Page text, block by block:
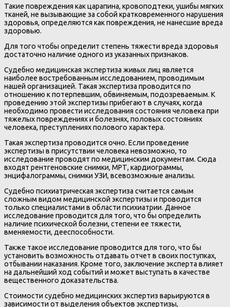
Такие повреждения как царапина, кровоподтеки, ушибы мягких
тканей, не вызывающие за собой кратковременного нарушения
здоровья, определяются как повреждения, не нанесшие вреда
здоровью.
Для того чтобы определит степень тяжести вреда здоровья
достаточно наличие одного из указанных признаков.
Судебно медицинская экспертиза живых лиц является
наиболее востребованным исследованием, проводимым
нашей организацией. Такая экспертиза проводится по
отношению к потерпевшим, обвиняемым, подозреваемым. К
проведению этой экспертизы прибегают в случаях, когда
необходимо провести исследования состояния человека при
тяжелых повреждениях и болезнях, половых состояниях
человека, преступлениях полового характера.
Такая экспертиза проводится очно. Если проведение
экспертизы в присутствии человека невозможно, то
исследование проводят по медицинским документам. Сюда
входят рентгеновские снимки, МРТ, кардиограммы,
энцифалограммы, снимки УЗИ, всевозможные анализы.
Судебно психиатрическая экспертиза считается самым
сложным видом медицинской экспертизы и проводится
только специалистами в области психиатрии. Данное
исследование проводится для того, что бы определить
наличие психической болезни, степени ее тяжести,
вменяемости, дееспособности.
Также такое исследование проводится для того, что бы
установить возможность отдавать отчет в своих поступках,
отбывании наказания. Кроме того, заключение эксперта влияет
на дальнейший ход событий и может выступать в качестве
вещественного доказательства.
Стоимости судебно медицинских экспертиз варьируются в
зависимости от выделения объектов экспертизы,